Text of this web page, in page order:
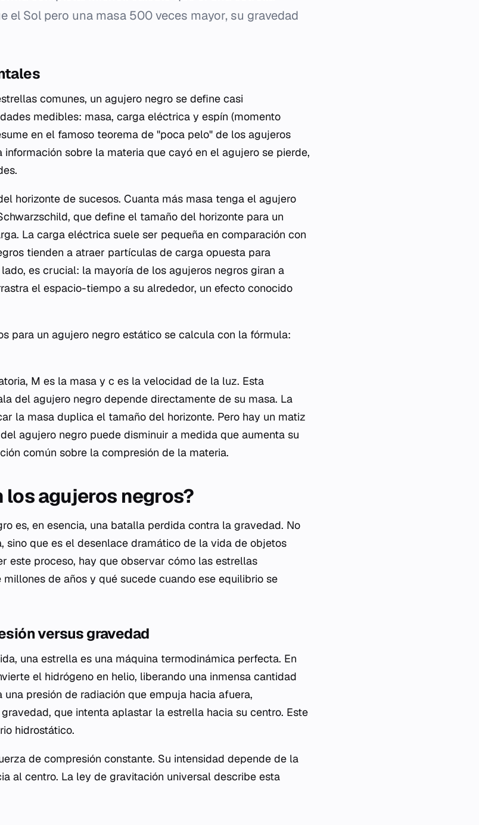
el Sol pero una masa 500 veces mayor, su gravedad
comunes, un agujero negro se define casi
medibles: masa, carga eléctrica y espín (momento
en el famoso teorema de "poca pelo" de los agujeros
sobre la materia que cayó en el agujero se pierde,
horizonte de sucesos. Cuanta más masa tenga el agujero
que define el tamaño del horizonte para un
La carga eléctrica suele ser pequeña en comparación con
tienden a atraer partículas de carga opuesta para
es crucial: la mayoría de los agujeros negros giran a
el espacio-tiempo a su alrededor, un efecto conocido
para un agujero negro estático se calcula con la fórmula:
M es la masa y c es la velocidad de la luz. Esta
del agujero negro depende directamente de su masa. La
la masa duplica el tamaño del horizonte. Pero hay un matiz
agujero negro puede disminuir a medida que aumenta su
común sobre la compresión de la materia.
los agujeros negros?
es, en esencia, una batalla perdida contra la gravedad. No
sino que es el desenlace dramático de la vida de objetos
este proceso, hay que observar cómo las estrellas
de años y qué sucede cuando ese equilibrio se
versus gravedad
una estrella es una máquina termodinámica perfecta. En
el hidrógeno en helio, liberando una inmensa cantidad
una presión de radiación que empuja hacia afuera,
que intenta aplastar la estrella hacia su centro. Este
hidrostático.
de compresión constante. Su intensidad depende de la
al centro. La ley de gravitación universal describe esta